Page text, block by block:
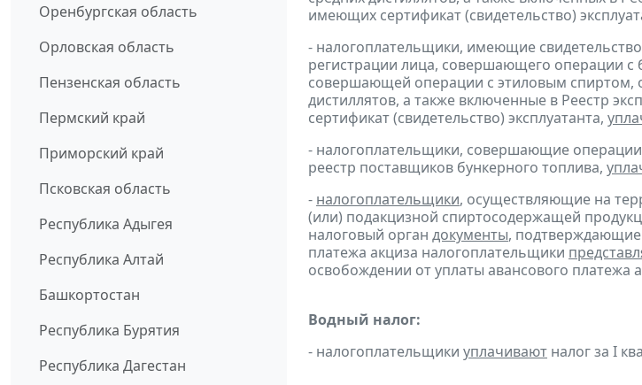
Оренбургская область
Орловская область
Пензенская область
Пермский край
Приморский край
Псковская область
Республика Адыгея
Республика Алтай
Башкортостан
Республика Бурятия
Республика Дагестан
имеющих сертификат (свидетельство)
- налогоплательщики, имеющие
регистрации лица, совершающего операции с
совершающей операции с этиловым спиртом,
дистиллятов, а также включенные в Реестр
сертификат (свидетельство) эксплуатанта,
- налогоплательщики, совершающие
реестр поставщиков бункерного топлива,
- налогоплательщики, осуществляющие на
(или) подакцизной спиртосодержащей
налоговый орган документы, подтверждающие
платежа акциза налогоплательщики
освобождении от уплаты авансового платежа
Водный налог:
- налогоплательщики уплачивают налог за I